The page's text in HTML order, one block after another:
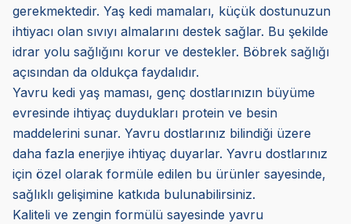
gerekmektedir. Yaş kedi mamaları, küçük dostunuzun
ihtiyacı olan sıvıyı almalarını destek sağlar. Bu şekilde
idrar yolu sağlığını korur ve destekler. Böbrek sağlığı
açısından da oldukça faydalıdır.
Yavru kedi yaş maması, genç dostlarınızın büyüme
evresinde ihtiyaç duydukları protein ve besin
maddelerini sunar. Yavru dostlarınız bilindiği üzere
daha fazla enerjiye ihtiyaç duyarlar. Yavru dostlarınız
için özel olarak formüle edilen bu ürünler sayesinde,
sağlıklı gelişimine katkıda bulunabilirsiniz.
Kaliteli ve zengin formülü sayesinde yavru